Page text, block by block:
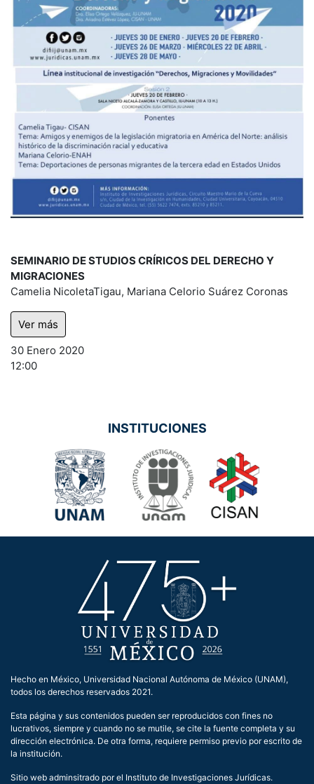
SEMINARIO DE STUDIOS CRÍRICOS DEL DERECHO Y
MIGRACIONES
Camelia NicoletaTigau, Mariana Celorio Suárez Coronas
Ver más
30 Enero 2020
12:00
INSTITUCIONES
Hecho en México, Universidad Nacional Autónoma de México (UNAM),
todos los derechos reservados 2021.
Esta página y sus contenidos pueden ser reproducidos con fines no
lucrativos, siempre y cuando no se mutile, se cite la fuente completa y su
dirección electrónica. De otra forma, requiere permiso previo por escrito de
la institución.
Sitio web adminsitrado por el Instituto de Investigaciones Jurídicas.